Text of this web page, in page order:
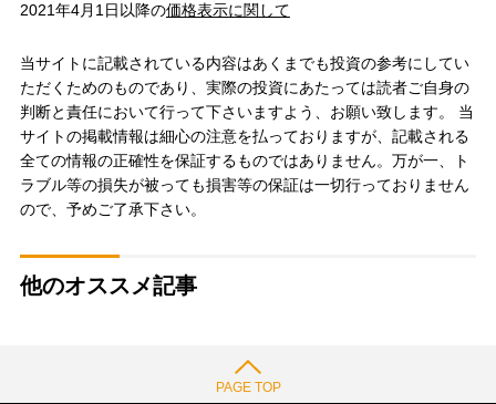
2021年4月1日以降の価格表示に関して
当サイトに記載されている内容はあくまでも投資の参考にしてい
ただくためのものであり、実際の投資にあたっては読者ご自身の
判断と責任において行って下さいますよう、お願い致します。 当
サイトの掲載情報は細心の注意を払っておりますが、記載される
全ての情報の正確性を保証するものではありません。万が一、ト
ラブル等の損失が被っても損害等の保証は一切行っておりません
ので、予めご了承下さい。
他のオススメ記事
PAGE TOP